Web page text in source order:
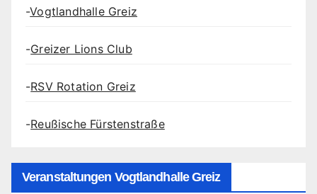
-Vogtlandhalle Greiz
-Greizer Lions Club
-RSV Rotation Greiz
-Reußische Fürstenstraße
Veranstaltungen Vogtlandhalle Greiz